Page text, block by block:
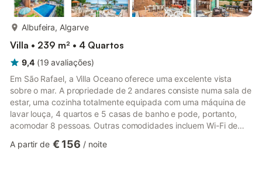
Albufeira, Algarve
Villa • 239 m² • 4 Quartos
9,4 (19 avaliações)
Em São Rafael, a Villa Oceano oferece uma excelente vista
sobre o mar. A propriedade de 2 andares consiste numa sala de
estar, uma cozinha totalmente equipada com uma máquina de
lavar louça, 4 quartos e 5 casas de banho e pode, portanto,
acomodar 8 pessoas. Outras comodidades incluem Wi-Fi de
bem como uma TV. Além disso, uma mesa de ténis de mesa e
A partir de € 156 / noite